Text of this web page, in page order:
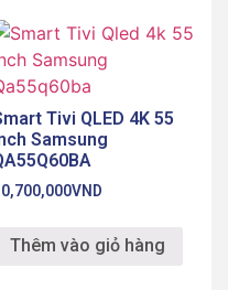
Tivi QLED 4K 55
Samsung
VND
Thêm vào giỏ hàng